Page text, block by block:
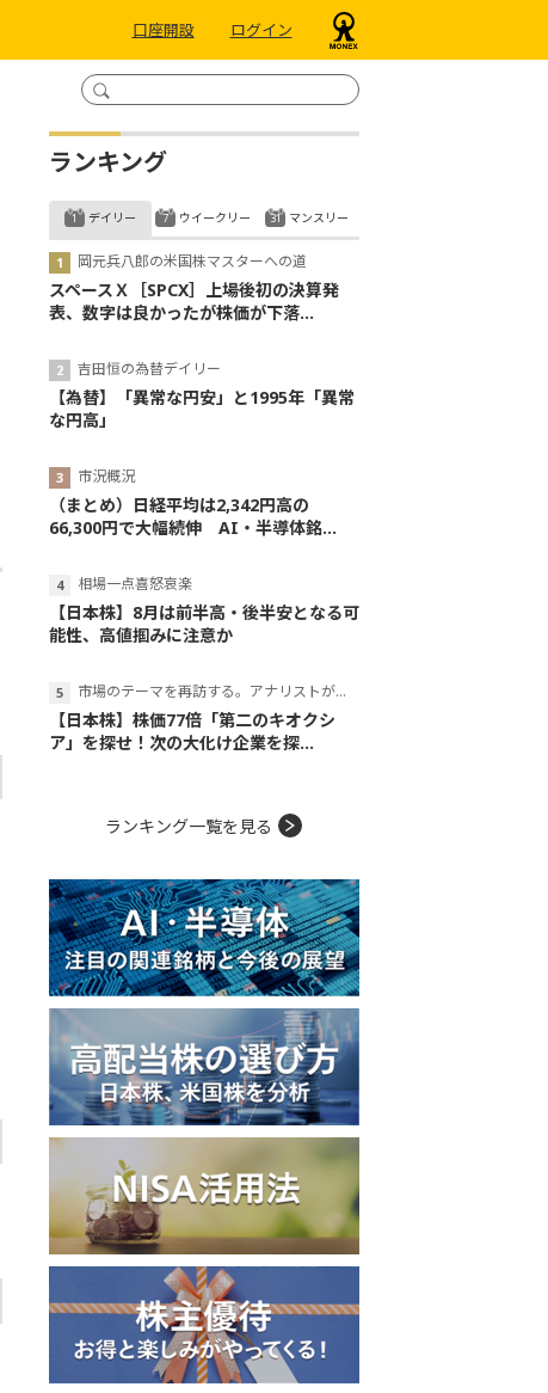
口座開設 ログイン
ランキング
デイリー
岡元兵八郎の米国株マスターへの道
スペースＸ［SPCX］上場後初の決算発
表、数字は良かったが株価が下落...
吉田恒の為替デイリー
【為替】「異常な円安」と1995年「異常
な円高」
市況概況
（まとめ）日経平均は2,342円高の
66,300円で大幅続伸 AI・半導体銘...
相場一点喜怒哀楽
【日本株】8月は前半高・後半安となる可
能性、高値掴みに注意か
市場のテーマを再訪する。アナリストが読み解くテーマの本質
【日本株】株価77倍「第二のキオクシ
ア」を探せ！次の大化け企業を探...
ウイークリー マンスリー
ランキング一覧を見る